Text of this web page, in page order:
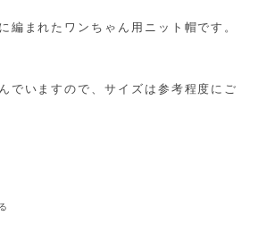
編まれたワンちゃん用ニット帽です。
でいますので、サイズは参考程度にご